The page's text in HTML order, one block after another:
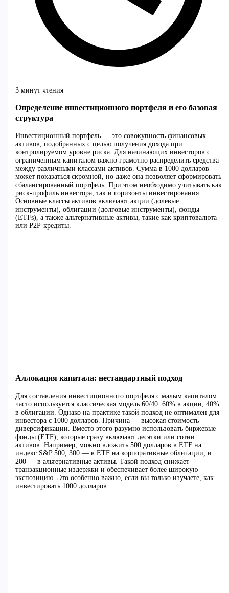
3 минут чтения
Определение инвестиционного портфеля и его базовая
структура
Инвестиционный портфель — это совокупность финансовых
активов, подобранных с целью получения дохода при
контролируемом уровне риска. Для начинающих инвесторов с
ограниченным капиталом важно грамотно распределить средства
между различными классами активов. Сумма в 1000 долларов
может показаться скромной, но даже она позволяет сформировать
сбалансированный портфель. При этом необходимо учитывать как
риск-профиль инвестора, так и горизонты инвестирования.
Основные классы активов включают акции (долевые
инструменты), облигации (долговые инструменты), фонды
(ETFs), а также альтернативные активы, такие как криптовалюта
или P2P-кредиты.
Аллокация капитала: нестандартный подход
Для составления инвестиционного портфеля с малым капиталом
часто используется классическая модель 60/40: 60% в акции, 40%
в облигации. Однако на практике такой подход не оптимален для
инвестора с 1000 долларов. Причина — высокая стоимость
диверсификации. Вместо этого разумно использовать биржевые
фонды (ETF), которые сразу включают десятки или сотни
активов. Например, можно вложить 500 долларов в ETF на
индекс S&P 500, 300 — в ETF на корпоративные облигации, и
200 — в альтернативные активы. Такой подход снижает
транзакционные издержки и обеспечивает более широкую
экспозицию. Это особенно важно, если вы только изучаете, как
инвестировать 1000 долларов.